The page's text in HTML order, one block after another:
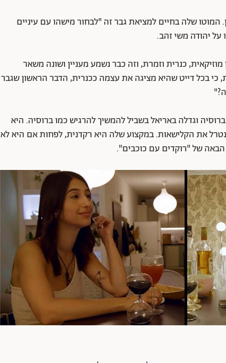
היא נטלי, בת 31 עורכת דין. המוטו שלה בחיים למציאת גבר זה "לבחור מישהו עם עיניים
יהודה משי זהב.
זאת עדן, בת 30 מרמת גן מוזיקאית, כנרית וזמרת, וזה כבר נשמע מעניין ושונה משאר
כי בכל דייט שהיא מציגה את עצמה ככנרית, הדבר הראשון שגבר
זאת שוהם, בת 30, נולדה ברוסיה וגדלה באריאל בשביל להמשיך להרגיש כמו ברוסיה. היא
את הקלישאות. במקצוע שלה היא רקדנית, לפחות אם היא לא
של "רוקדים עם כוכבים".